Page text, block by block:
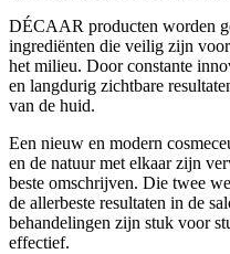
DÉCAAR producten worden
ingrediënten die veilig zijn
het milieu. Door constante
en langdurig zichtbare
van de huid.
Een nieuw en modern
en de natuur met elkaar zijn
beste omschrijven. Die twee
de allerbeste resultaten in de
behandelingen zijn stuk voor
effectief.